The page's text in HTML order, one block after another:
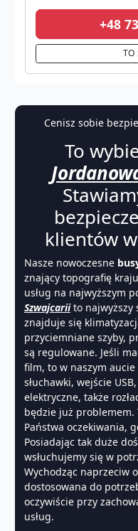
+48
TO
Cenisz sobie
To
klientów
Nasze nowoczesne
znający topografię
usług na najwyższym
Szwajcariito najwyższy
znajduje się
przyciemniane szyby,
są regulowane. Jeśli
film, to w naszym
słuchawki, wejście
elektryczne, także
będzie już problemem.
Państwa oczekiwania,
Posiadając tak duże
wsłuchujemy się w
Wychodząc naprzeciw
dostosowana do
oczywiście przy
usług.